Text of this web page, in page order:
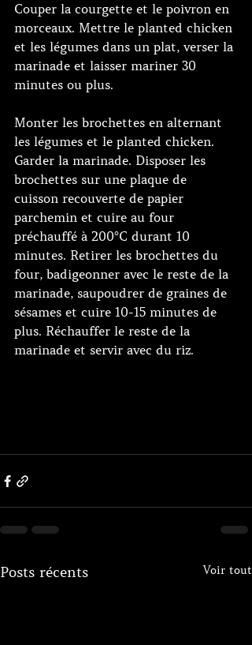
Couper la courgette et le poivron en
morceaux. Mettre le planted chicken
et les légumes dans un plat, verser la
marinade et laisser mariner 30
minutes ou plus.
Monter les brochettes en alternant
les légumes et le planted chicken.
Garder la marinade. Disposer les
brochettes sur une plaque de
cuisson recouverte de papier
parchemin et cuire au four
préchauffé à 200°C durant 10
minutes. Retirer les brochettes du
four, badigeonner avec le reste de la
marinade, saupoudrer de graines de
sésames et cuire 10-15 minutes de
plus. Réchauffer le reste de la
marinade et servir avec du riz.
Posts récents Voir tout